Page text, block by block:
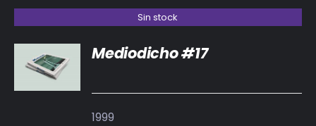
Sin stock
DETALLES
Mediodicho #17
1999